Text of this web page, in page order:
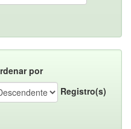
por
Registro(s)